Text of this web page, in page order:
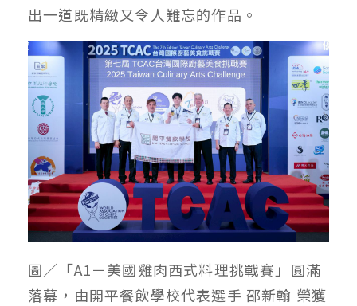
出一道既精緻又令人難忘的作品。
圖／「A1－美國雞肉西式料理挑戰賽」圓滿
落幕，由開平餐飲學校代表選手 邵新翰 榮獲